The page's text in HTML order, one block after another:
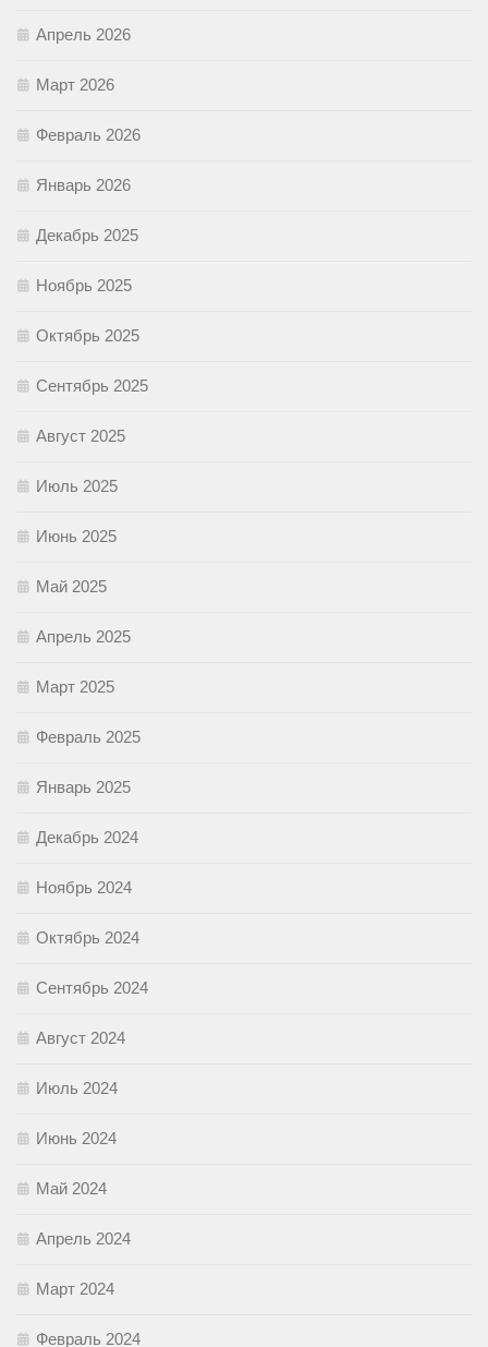
Апрель 2026
Март 2026
Февраль 2026
Январь 2026
Декабрь 2025
Ноябрь 2025
Октябрь 2025
Сентябрь 2025
Август 2025
Июль 2025
Июнь 2025
Май 2025
Апрель 2025
Март 2025
Февраль 2025
Январь 2025
Декабрь 2024
Ноябрь 2024
Октябрь 2024
Сентябрь 2024
Август 2024
Июль 2024
Июнь 2024
Май 2024
Апрель 2024
Март 2024
Февраль 2024